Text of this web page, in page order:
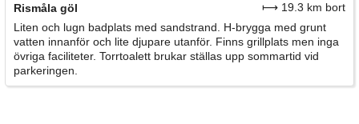
Rismåla göl
⟼ 19.3 km bort
Liten och lugn badplats med sandstrand. H-brygga med grunt
vatten innanför och lite djupare utanför. Finns grillplats men inga
övriga faciliteter. Torrtoalett brukar ställas upp sommartid vid
parkeringen.